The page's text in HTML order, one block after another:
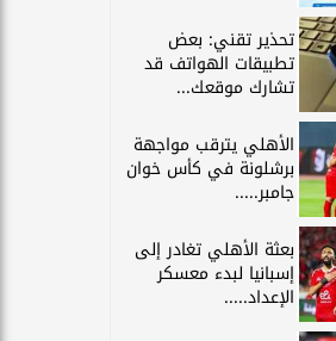
تحذير تقني: بعض
تطبيقات الهواتف قد
تشارك موقعك...
الأهلي يترقب مواجهة
برشلونة في كأس خوان
جامبر.....
بعثة الأهلي تغادر إلى
إسبانيا لبدء معسكر
الإعداد.....